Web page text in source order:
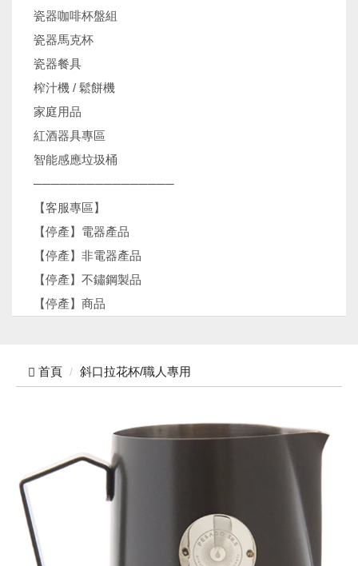
瓷器咖啡杯盤組
瓷器馬克杯
瓷器餐具
榨汁機 / 鬆餅機
家庭用品
紅酒器具專區
智能感應垃圾桶
────────────────
【客服專區】
【停產】電器產品
【停產】非電器產品
【停產】不鏽鋼製品
【停產】商品
首頁 斜口拉花杯/職人專用